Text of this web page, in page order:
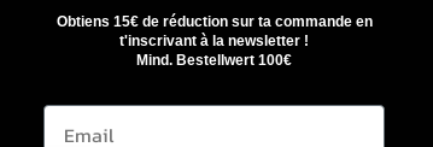
Obtiens 15€ de réduction sur ta commande en
t'inscrivant à la newsletter !
Mind. Bestellwert 100€